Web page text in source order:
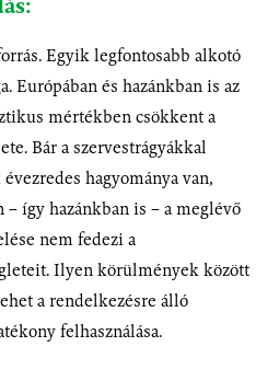
Egyik legfontosabb alkotó
Európában és hazánkban is az
mértékben csökkent a
Bár a szervestrágyákkal
hagyománya van,
– így hazánkban is – a meglévő
nem fedezi a
Ilyen körülmények között
a rendelkezésre álló
felhasználása.